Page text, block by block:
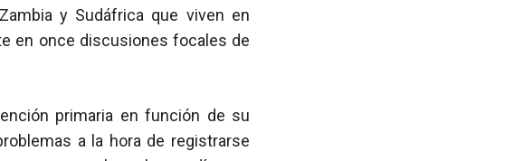
y Sudáfrica que viven en
en once discusiones focales de
primaria en función de su
a la hora de registrarse